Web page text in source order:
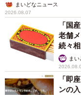
――ちなみに今回の
当初の見積りは40万
め保留に。事故後の
件費、トラック代、
10万円で計50万円で
まいどなニュース
2026.08.07
「国
老舗
続々
ま
「即
ンの